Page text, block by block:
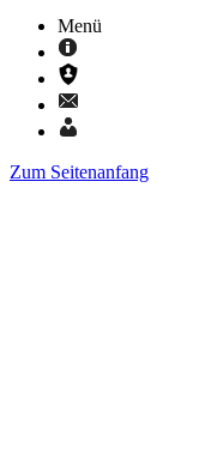
Menü
Zum Seitenanfang